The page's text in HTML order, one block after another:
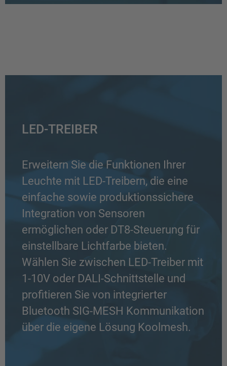
LED-TREIBER
Erweitern Sie die Funktionen Ihrer
Leuchte mit LED-Treibern, die eine
einfache sowie produktionssichere
Integration von Sensoren
ermöglichen oder DT8-Steuerung für
einstellbare Lichtfarbe bieten.
Wählen Sie zwischen LED-Treiber mit
1-10V oder DALI-Schnittstelle und
profitieren Sie von integrierter
Bluetooth SIG-MESH Kommunikation
über die eigene Lösung Koolmesh.